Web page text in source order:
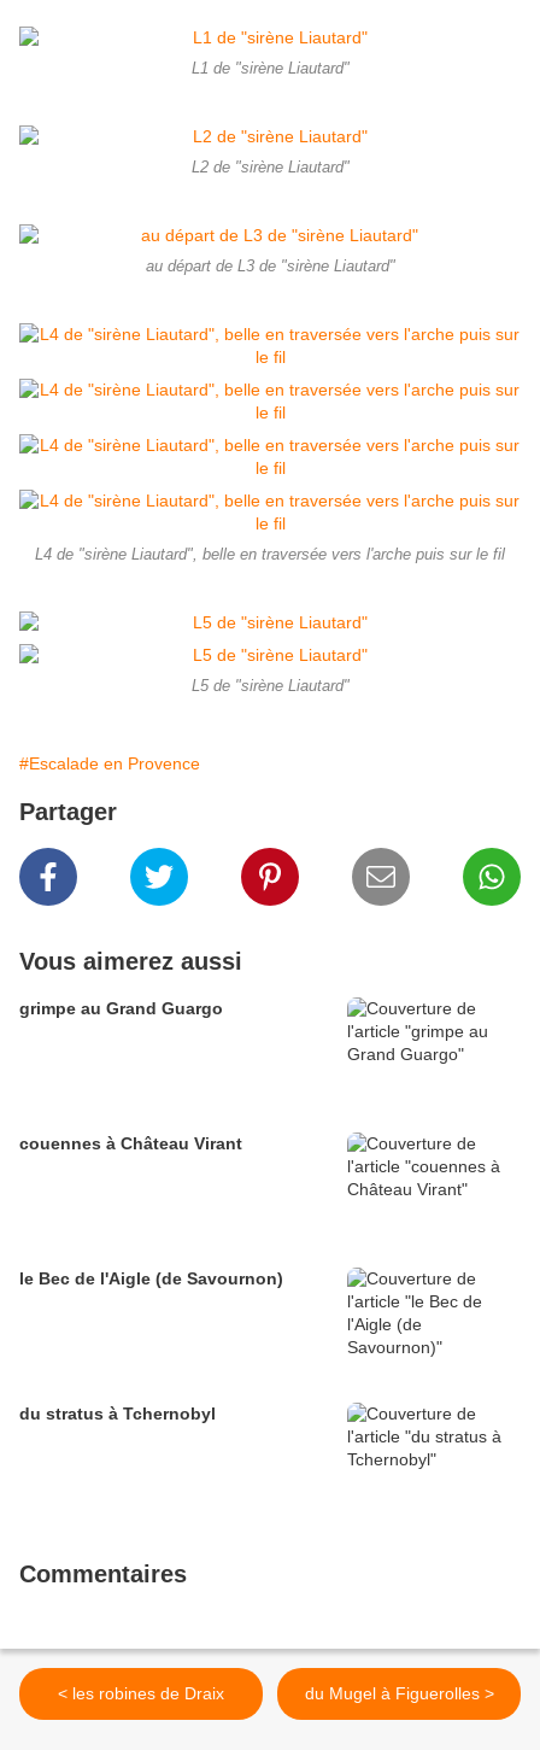
L1 de "sirène Liautard"
L2 de "sirène Liautard"
au départ de L3 de "sirène Liautard"
L4 de "sirène Liautard", belle en traversée vers l'arche puis sur le fil
L5 de "sirène Liautard"
#Escalade en Provence
Partager
Vous aimerez aussi
grimpe au Grand Guargo
couennes à Château Virant
le Bec de l'Aigle (de Savournon)
du stratus à Tchernobyl
Commentaires
< les robines de Draix du Mugel à Figuerolles >